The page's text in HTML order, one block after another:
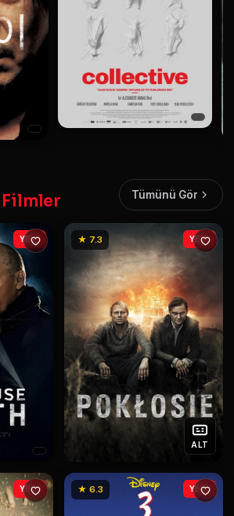
Filmler Tümünü Gör
YENİ ★ 7.3
ALT
YENİ
YENİ ★ 6.3 YENİ